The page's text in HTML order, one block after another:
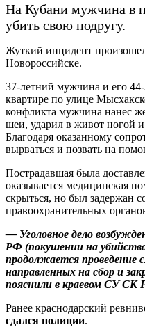
На Кубани мужчина в
убить свою подругу.
Жуткий инцидент
Новороссийске.
37-летний мужчина и его 44-
квартире по улице
конфликта мужчина нанес
шеи, ударил в живот ногой
Благодаря оказанному
вырваться и позвать на
Пострадавшая была
оказывается медицинская
скрыться, но был задержан
правоохранительных
— Уголовное дело
РФ (покушении на
продолжается проведение
направленных на сбор и
пояснили в краевом СУ СК
Ранее краснодарский
сдался полиции.